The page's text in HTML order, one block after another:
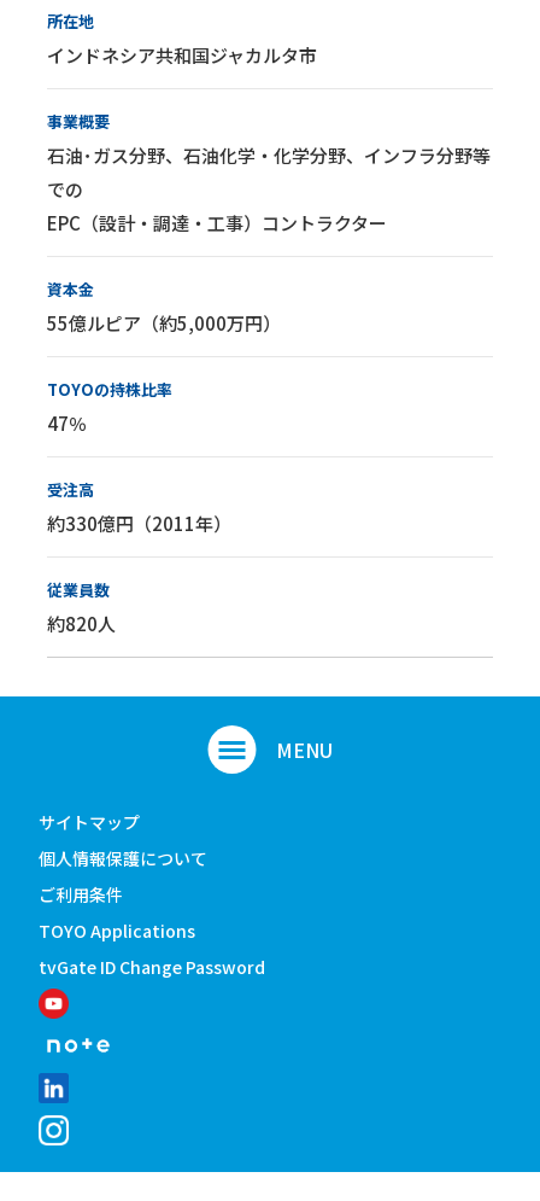
所在地
インドネシア共和国ジャカルタ市
事業概要
石油･ガス分野、石油化学・化学分野、インフラ分野等
での
EPC（設計・調達・工事）コントラクター
資本金
55億ルピア（約5,000万円）
TOYOの持株比率
47％
受注高
約330億円（2011年）
従業員数
約820人
サイトマップ
個人情報保護について
ご利用条件
TOYO Applications
tvGate ID Change Password